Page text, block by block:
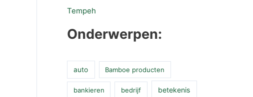
Tempeh
Onderwerpen:
auto Bamboe producten
bankieren bedrijf betekenis